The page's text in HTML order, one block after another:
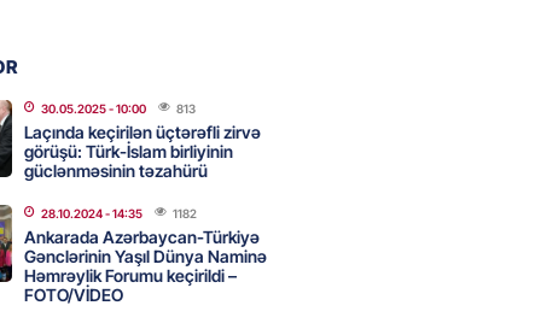
İran millisindən İMTİNA
ölkəni seçdilər
sabah 39 dərəcə isti
30.05.2025- 10:00 813
Laçında keçirilən üçtərəfli zirvə
görüşü: Türk-İslam birliyinin
güclənməsinin təzahürü
28.10.2024- 14:35 1182
Ankarada Azərbaycan-Türkiyə
Gənclərinin Yaşıl Dünya Naminə
Həmrəylik Forumu keçirildi –
FOTO/VİDEO